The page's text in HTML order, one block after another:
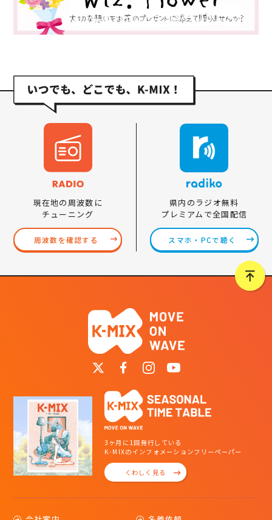
現在地の周波数に
チューニング
周波数を確認する
県内のラジオ無料
プレミアムで全国配信
スマホ・PCで聴く
3ヶ月に1回発行している
K-MIXのインフォメーションフリーペーパー
くわしく見る